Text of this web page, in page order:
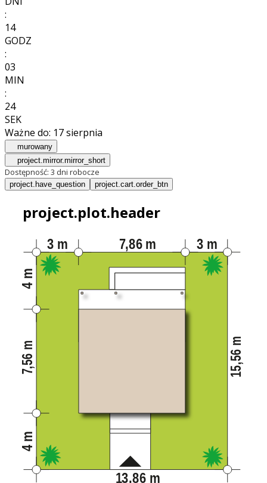
:
14
GODZ
:
03
MIN
:
22
SEK
Ważne do: 17 sierpnia
murowany
project.mirror.mirror_short
Dostępność: 3 dni robocze
project.have_question project.cart.order_btn
project.plot.header